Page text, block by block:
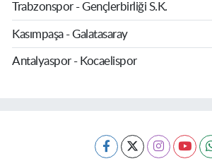
Trabzonspor - Gençlerbirliği S.K.
Kasımpaşa - Galatasaray
Antalyaspor - Kocaelispor